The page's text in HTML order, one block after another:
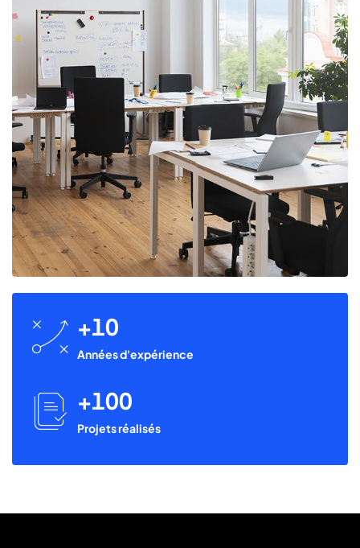
icon
business-
10
Années d'expérience
icon
flies
100
Projets réalisés